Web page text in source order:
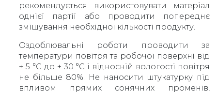
рекомендується використовувати матеріал
однієї партії або проводити попереднє
змішування необхідної кількості продукту.
Оздоблювальні роботи проводити за
температури повітря та робочої поверхні від
+ 5 °С до + 30 °С і відносній вологості повітря
не більше 80%. Не наносити штукатурку під
впливом прямих сонячних променів,